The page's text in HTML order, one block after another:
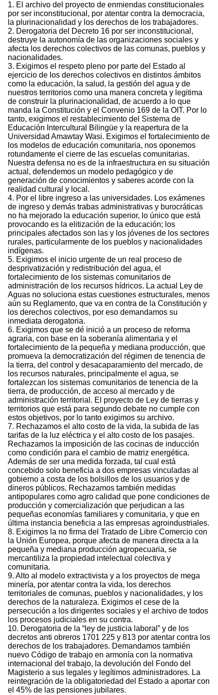
1. El archivo del proyecto de enmiendas constitucionales
por ser inconstitucional, por atentar contra la democracia,
la plurinacionalidad y los derechos de los trabajadores.
2. Derogatoria del Decreto 16 por ser inconstitucional,
destruye la autonomía de las organizaciones sociales y
afecta los derechos colectivos de las comunas, pueblos y
nacionalidades.
3. Exigimos el respeto pleno por parte del Estado al
ejercicio de los derechos colectivos en distintos ámbitos
como la educación, la salud, la gestión del agua y de
nuestros territorios como una manera concreta y legitima
de construir la plurinacionalidad, de acuerdo a lo que
manda la Constitución y el Convenio 169 de la OIT. Por lo
tanto, exigimos el restablecimiento del Sistema de
Educación Intercultural Bilingüe y la reapertura de la
Universidad Amawtay Wasi. Exigimos el fortalecimiento de
los modelos de educación comunitaria, nos oponemos
rotundamente el cierre de las escuelas comunitarias.
Nuestra defensa no es de la infraestructura en su situación
actual, defendemos un modelo pedagógico y de
generación de conocimientos y saberes acorde con la
realidad cultural y local.
4. Por el libre ingreso a las universidades. Los exámenes
de ingreso y demás trabas administrativas y burocráticas
no ha mejorado la educación superior, lo único que está
provocando es la elitización de la educación; los
principales afectados son las y los jóvenes de los sectores
rurales, particularmente de los pueblos y nacionalidades
indígenas.
5. Exigimos el inicio urgente de un real proceso de
desprivatización y redistribución del agua, el
fortalecimiento de los sistemas comunitarios de
administración de los recursos hídricos. La actual Ley de
Aguas no soluciona estas cuestiones estructurales, menos
aún su Reglamento, que va en contra de la Constitución y
los derechos colectivos, por eso demandamos su
inmediata derogatoria.
6. Exigimos que se dé inició a un proceso de reforma
agraria, con base en la soberanía alimentaria y el
fortalecimiento de la pequeña y mediana producción, que
promueva la democratización del régimen de tenencia de
la tierra, del control y desacaparamiento del mercado, de
los recursos naturales, principalmente el agua, se
fortalezcan los sistemas comunitarios de tenencia de la
tierra, de producción, de acceso al mercado y de
administración territorial. El proyecto de Ley de tierras y
territorios que está para segundo debate no cumple con
estos objetivos, por lo tanto exigimos su archivo.
7. Rechazamos el alto costo de la vida, la subida de las
tarifas de la luz eléctrica y el alto costo de los pasajes.
Rechazamos la imposición de las cocinas de inducción
como condición para el cambio de matriz energética.
Además de ser una medida forzada, tal cual está
concebido solo beneficia a dos empresas vinculadas al
gobierno a costa de los bolsillos de los usuarios y de
dineros públicos. Rechazamos también medidas
antipopulares como agro calidad que pone condiciones de
producción y comercialización que perjudican a las
pequeñas economías familiares y comunitaria, y que en
última instancia beneficia a las empresas agroindustriales.
8. Exigimos la no firma del Tratado de Libre Comercio con
la Unión Europea, porque afecta de manera directa a la
pequeña y mediana producción agropecuaria, se
mercantiliza la propiedad intelectual colectiva y
comunitaria.
9. Alto al modelo extractivista y a los proyectos de mega
minería, por atentar contra la vida, los derechos
territoriales de comunas, pueblos y nacionalidades, y los
derechos de la naturaleza. Exigimos el cese de la
persecución a los dirigentes sociales y el archivo de todos
los procesos judiciales en su contra.
10. Derogatoria de la “ley de justicia laboral” y de los
decretos anti obreros 1701 225 y 813 por atentar contra los
derechos de los trabajadores. Demandamos también
nuevo Código de trabajo en armonía con la normativa
internacional del trabajo, la devolución del Fondo del
Magisterio a sus legales y legítimos administradores. La
reintegración de la obligatoriedad del Estado a aportar con
el 45% de las pensiones jubilares.